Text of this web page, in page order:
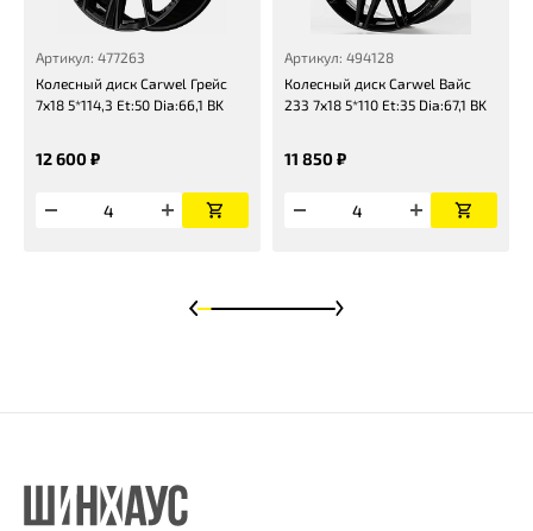
Артикул: 477263
Колесный диск Carwel Грейс
7x18 5*114,3 Et:50 Dia:66,1 BK
12 600 ₽
Артикул: 494128
Колесный диск Carwel Вайс
233 7x18 5*110 Et:35 Dia:67,1 BK
11 850 ₽